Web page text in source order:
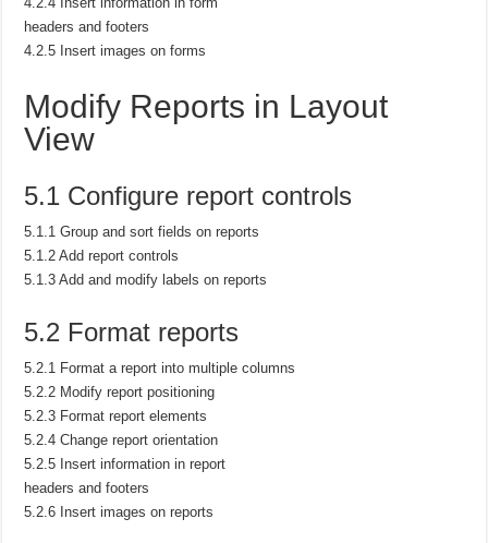
headers and footers
4.2.5 Insert images on forms
Modify Reports in Layout
View
5.1 Configure report controls
5.1.1 Group and sort fields on reports
5.1.2 Add report controls
5.1.3 Add and modify labels on reports
5.2 Format reports
5.2.1 Format a report into multiple columns
5.2.2 Modify report positioning
5.2.3 Format report elements
5.2.4 Change report orientation
5.2.5 Insert information in report
headers and footers
5.2.6 Insert images on reports